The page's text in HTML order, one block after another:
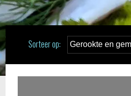
Sorteer op: